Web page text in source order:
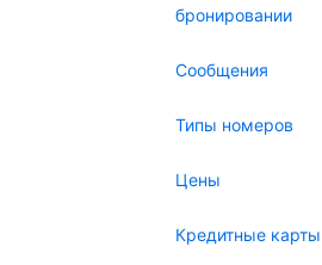
бронировании
Сообщения
Типы номеров
Цены
Кредитные карты